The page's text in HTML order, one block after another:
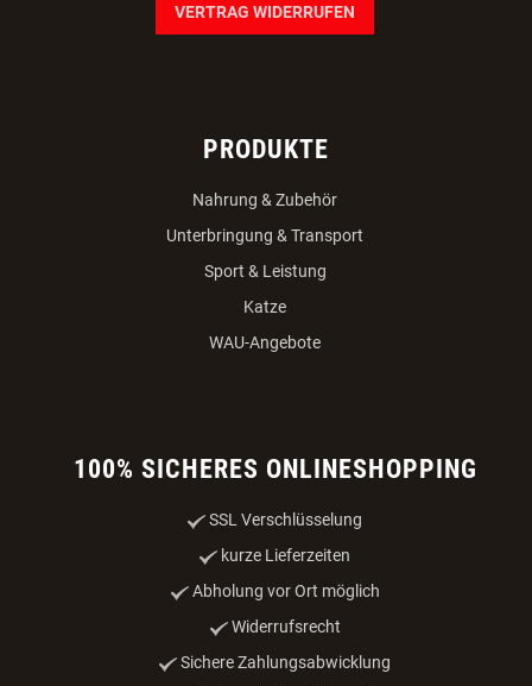
VERTRAG WIDERRUFEN
PRODUKTE
Nahrung & Zubehör
Unterbringung & Transport
Sport & Leistung
Katze
WAU-Angebote
100% SICHERES ONLINESHOPPING
SSL Verschlüsselung
kurze Lieferzeiten
Abholung vor Ort möglich
Widerrufsrecht
Sichere Zahlungsabwicklung